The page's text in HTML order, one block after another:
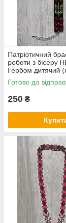
Патріотичний
роботи з бісеру
Гербом дитячий
руку)
Готово до
250 ₴